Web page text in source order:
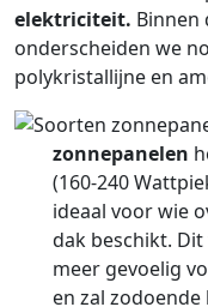
elektriciteit. Binnen
onderscheiden we
polykristallijne en
zonnepanelen
(160-240
ideaal voor wie
dak beschikt.
meer gevoelig
en zal